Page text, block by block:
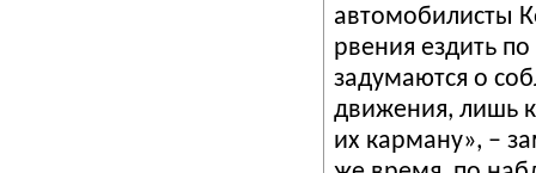
автомобилисты
рвения ездить по
задумаются о
движения, лишь
их карману», –